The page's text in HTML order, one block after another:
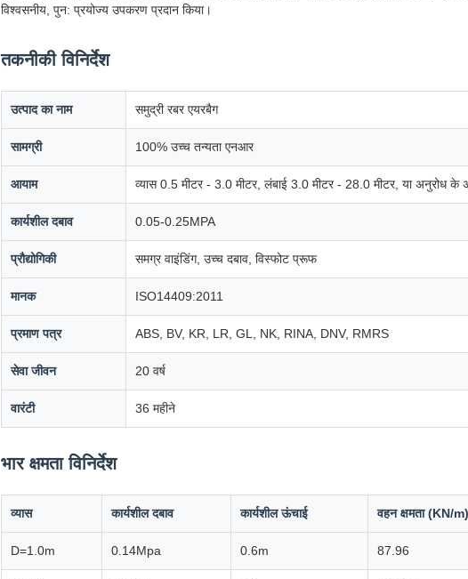
विश्वसनीय, पुन: प्रयोज्य उपकरण प्रदान किया।
तकनीकी विनिर्देश
उत्पाद का नाम समुद्री रबर एयरबैग
सामग्री 100% उच्च तन्यता एनआर
आयाम व्यास 0.5 मीटर - 3.0 मीटर, लंबाई 3.0 मीटर - 28.0 मीटर, या अनुरोध के
कार्यशील दबाव 0.05-0.25MPA
प्रौद्योगिकी समग्र वाइंडिंग, उच्च दबाव, विस्फोट प्रूफ
मानक ISO14409:2011
प्रमाण पत्र ABS, BV, KR, LR, GL, NK, RINA, DNV, RMRS
सेवा जीवन 20 वर्ष
वारंटी 36 महीने
भार क्षमता विनिर्देश
व्यास कार्यशील दबाव कार्यशील ऊंचाई वहन क्षमता (KN/m)
D=1.0m 0.14Mpa 0.6m 87.96